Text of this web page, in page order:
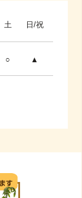
土 日/祝
○ ▲